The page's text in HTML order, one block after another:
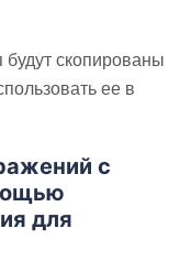
скопированы
ее в
с
для